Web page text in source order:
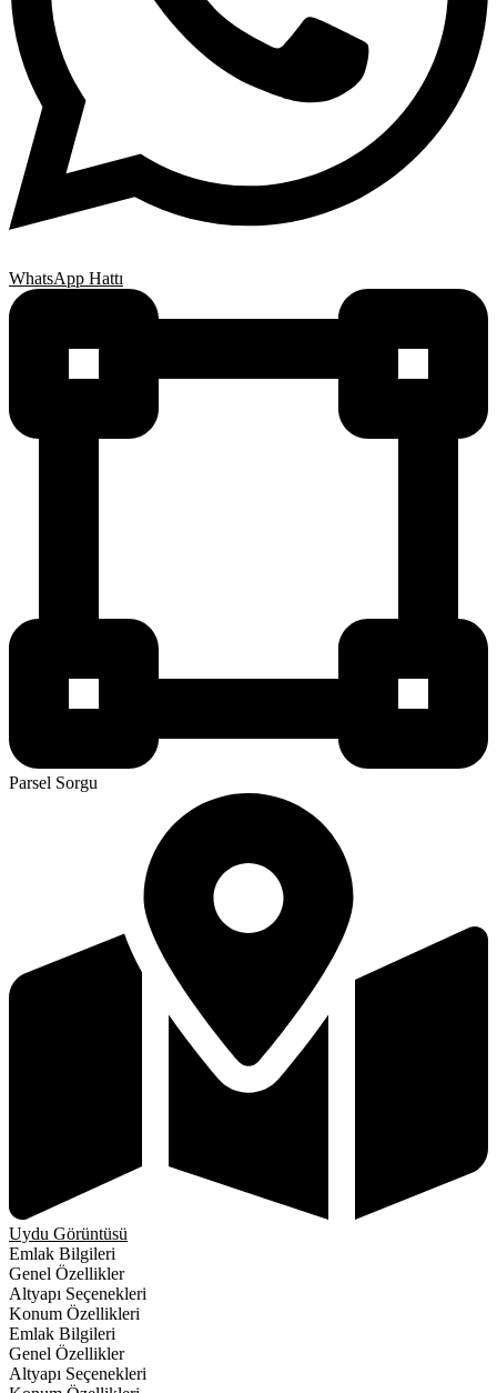
WhatsApp Hattı
Parsel Sorgu
Uydu Görüntüsü
Emlak Bilgileri
Genel Özellikler
Altyapı Seçenekleri
Konum Özellikleri
Emlak Bilgileri
Genel Özellikler
Altyapı Seçenekleri